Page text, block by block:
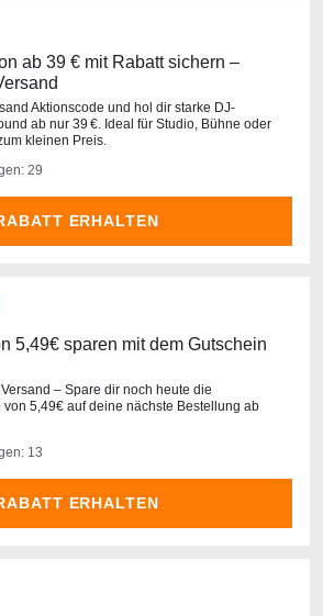
ab 39 € mit Rabatt sichern –
Aktionscode und hol dir starke DJ-
ab nur 39 €. Ideal für Studio, Bühne oder
kleinen Preis.
29
ERHALTEN
5,49€ sparen mit dem Gutschein
– Spare dir noch heute die
5,49€ auf deine nächste Bestellung ab
13
ERHALTEN